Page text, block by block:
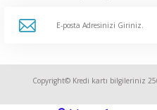
Copyright© Kredi kartı bilgileriniz